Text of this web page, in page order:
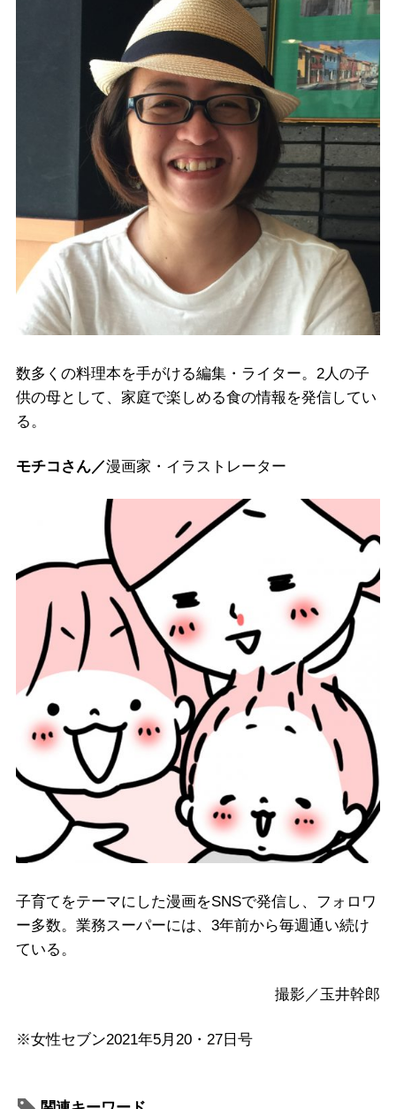
数多くの料理本を手がける編集・ライター。2人の子
供の母として、家庭で楽しめる食の情報を発信してい
る。
モチコさん／漫画家・イラストレーター
子育てをテーマにした漫画をSNSで発信し、フォロワ
ー多数。業務スーパーには、3年前から毎週通い続け
ている。
撮影／玉井幹郎
※女性セブン2021年5月20・27日号